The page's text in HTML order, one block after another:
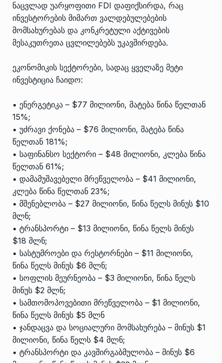
ნაცვლად უარყოფითი FDI დაფიქსირდა, რაც
ინვესტორების მიმართ ვალდებულებების
მომსახურებას და კონკრეტული აქტივების
მესაკუთრეთა ცვლილებებს უკავშირდება.
ეკონომიკის სექტორები, სადაც ყველაზე მეტი
ინვესტიცია ჩაიდო:
• ენერგეტიკა – $77 მილიონი, მატება წინა წელთან
15%;
• უძრავი ქონება – $76 მილიონი, მატება წინა
წელთან 181%;
• საფინანსო სექტორი – $48 მილიონი, კლება წინა
წელთან 61%;
• დამამუშავებელი მრეწველობა – $41 მილიონი,
კლება წინა წელთან 23%;
• მშენებლობა – $27 მილიონი, წინა წელს მინუს $10
მლნ;
• ტრანსპორტი – $13 მილიონი, წინა წელს მინუს
$18 მლნ;
• სასტუმროები და რესტორნები – $11 მილიონი,
წინა წელს მინუს $6 მლნ;
• სოფლის მეურნეობა – $3 მილიონი, წინა წელს
მინუს $2 მლნ;
• სამთომოპოვებითი მრეწველობა – $1 მილიონი,
წინა წელს მინუს $5 მლნ
• ჯანდაცვა და სოციალური მომსახურება – მინუს $1
მილიონი, წინა წელს $4 მლნ;
• ტრანსპორტი და კავშირგაბმულობა – მინუს $6